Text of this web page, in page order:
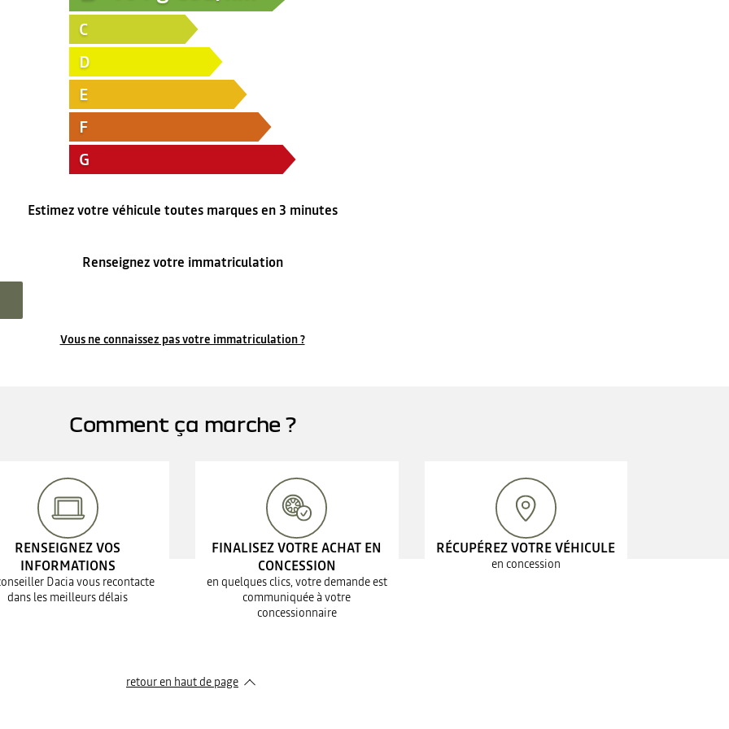
C
D
E
F
G
Estimez votre véhicule toutes marques en 3 minutes
Renseignez votre immatriculation
Vous ne connaissez pas votre immatriculation ?
Comment ça marche ?
RENSEIGNEZ VOS
INFORMATIONS
Dacia vous recontacte
dans les meilleurs délais
FINALISEZ VOTRE ACHAT EN
CONCESSION
en quelques clics, votre demande est
communiquée à votre
concessionnaire
RÉCUPÉREZ VOTRE VÉHICULE
en concession
retour en haut de page​